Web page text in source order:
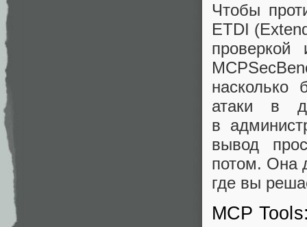
Чтобы
ETDI
насколько
атаки в
в
вывод
потом. Она
где вы
MCP